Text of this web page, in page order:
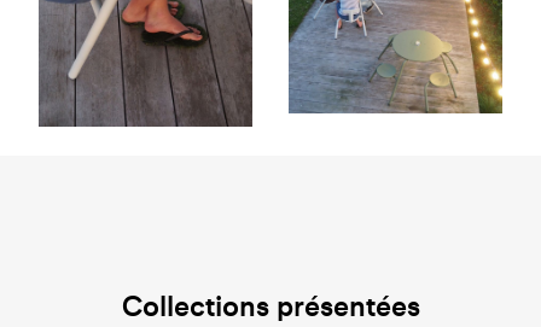
Collections présentées